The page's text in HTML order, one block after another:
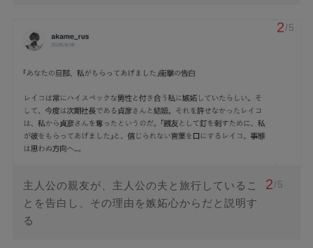
2/5
主人公の親友が、主人公の夫と旅行しているこ
とを告白し、その理由を嫉妬心からだと説明す
る
2/5